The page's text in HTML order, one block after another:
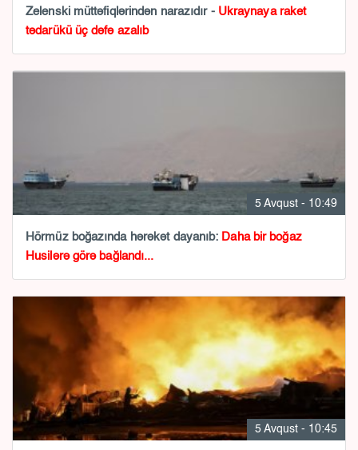
Zelenski müttəfiqlərindən narazıdır - Ukraynaya raket
tədarükü üç dəfə azalıb
5 Avqust - 10:49
Hörmüz boğazında hərəkət dayanıb: Daha bir boğaz
Husilərə görə bağlandı...
5 Avqust - 10:45